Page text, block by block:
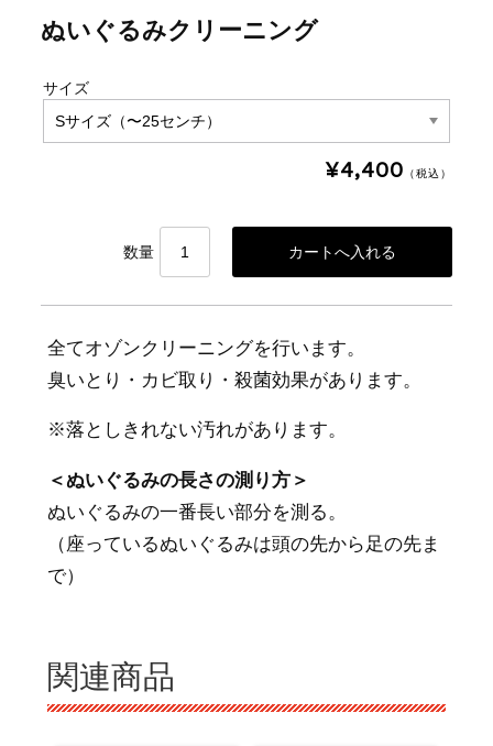
ぬいぐるみクリーニング
サイズ
¥4,400 （税込）
数量
全てオゾンクリーニングを行います。
臭いとり・カビ取り・殺菌効果があります。
※落としきれない汚れがあります。
＜ぬいぐるみの長さの測り方＞
ぬいぐるみの一番長い部分を測る。
（座っているぬいぐるみは頭の先から足の先ま
で）
関連商品